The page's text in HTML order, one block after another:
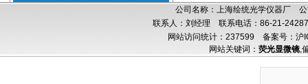
公司名称：上海绘统光学仪器厂
联系人：刘经理 联系电话：86-21-
网站访问统计：237599 备案号：沪
网站关键词： 荧光显微镜,